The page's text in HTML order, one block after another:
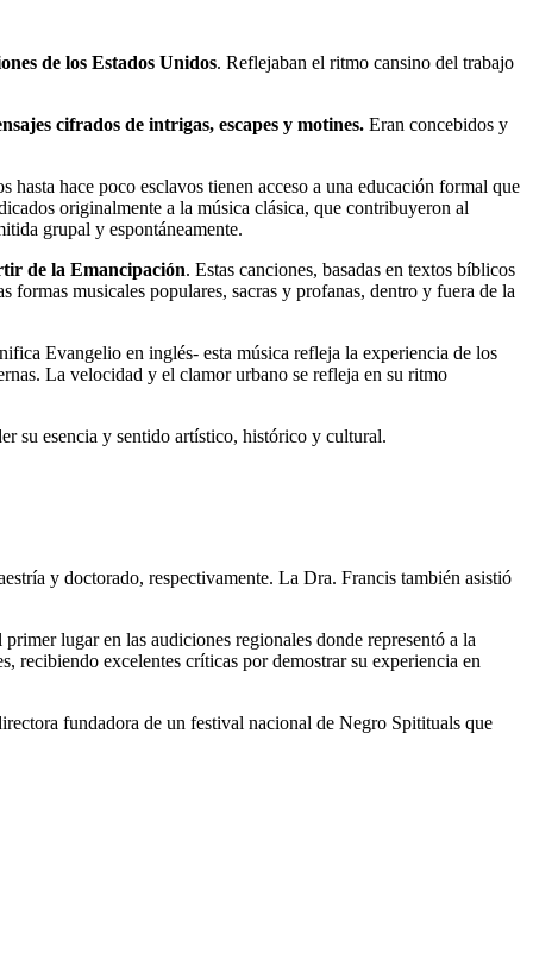
de los Estados Unidos. Reflejaban el ritmo cansino del trabajo
cifrados de intrigas, escapes y motines. Eran concebidos y
hace poco esclavos tienen acceso a una educación formal que
originalmente a la música clásica, que contribuyeron al
grupal y espontáneamente.
de la Emancipación. Estas canciones, basadas en textos bíblicos
formas musicales populares, sacras y profanas, dentro y fuera de la
Evangelio en inglés- esta música refleja la experiencia de los
La velocidad y el clamor urbano se refleja en su ritmo
su esencia y sentido artístico, histórico y cultural.
y doctorado, respectivamente. La Dra. Francis también asistió
lugar en las audiciones regionales donde representó a la
excelentes críticas por demostrar su experiencia en
fundadora de un festival nacional de Negro Spitituals que